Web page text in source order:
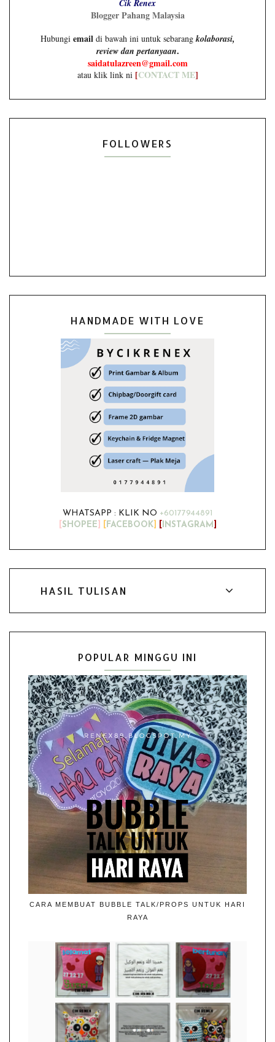
Cik Renex
Blogger Pahang Malaysia
Hubungi emaildi bawah ini untuk sebarangkolaborasi,
review dan pertanyaan.
saidatulazreen@gmail.com
atau klik link ni [CONTACT ME]
FOLLOWERS
HANDMADE WITH LOVE
WHATSAPP : KLIK NO +60177944891
SHOPEE FACEBOOK] INSTAGRAM
HASIL TULISAN
POPULAR MINGGU INI
CARA MEMBUAT BUBBLE TALK/PROPS UNTUK HARI
RAYA